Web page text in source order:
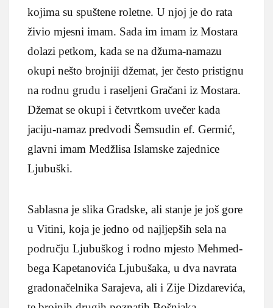
kojima su spuštene roletne. U njoj je do rata
živio mjesni imam. Sada im imam iz Mostara
dolazi petkom, kada se na džuma-namazu
okupi nešto brojniji džemat, jer često pristignu
na rodnu grudu i raseljeni Gračani iz Mostara.
Džemat se okupi i četvrtkom uvečer kada
jaciju-namaz predvodi Šemsudin ef. Germić,
glavni imam Medžlisa Islamske zajednice
Ljubuški.
Sablasna je slika Gradske, ali stanje je još gore
u Vitini, koja je jedno od najljepših sela na
području Ljubuškog i rodno mjesto Mehmed-
bega Kapetanovića Ljubušaka, u dva navrata
gradonačelnika Sarajeva, ali i Zije Dizdarevića,